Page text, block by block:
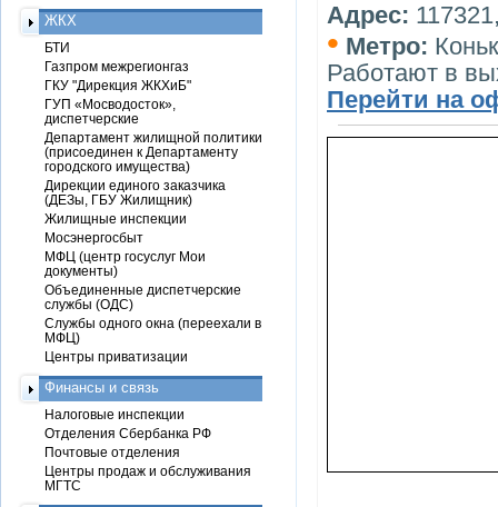
Адрес:
• Метро:
Работают в
Перейти на
ЖКХ
БТИ
Газпром межрегионгаз
ГКУ "Дирекция ЖКХиБ"
ГУП «Мосводосток»,
диспетчерские
Департамент жилищной политики
(присоединен к Департаменту
городского имущества)
Дирекции единого заказчика
(ДЕЗы, ГБУ Жилищник)
Жилищные инспекции
Мосэнергосбыт
МФЦ (центр госуслуг Мои
документы)
Объединенные диспетчерские
службы (ОДС)
Службы одного окна (переехали в
МФЦ)
Центры приватизации
Финансы и связь
Налоговые инспекции
Отделения Сбербанка РФ
Почтовые отделения
Центры продаж и обслуживания
МГТС